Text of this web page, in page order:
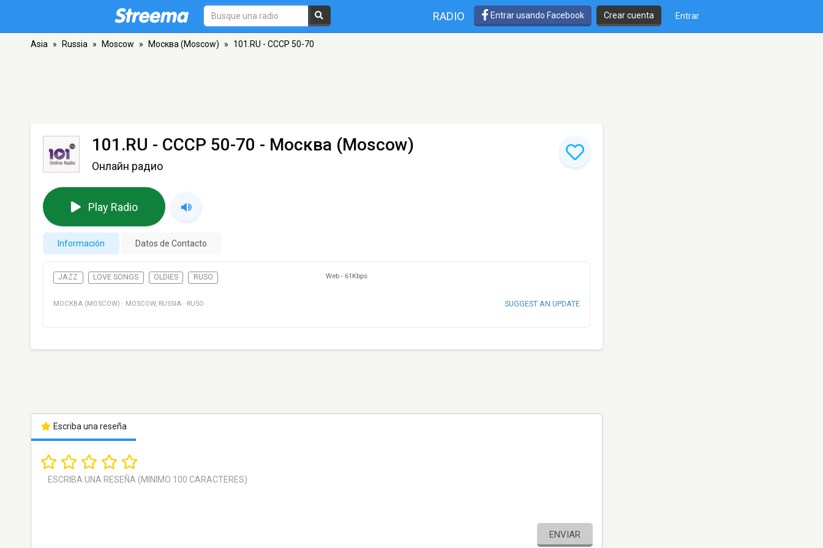
RADIO Entrar usando Facebook Crear cuenta Entrar
Asia » Russia » Moscow » Москва (Moscow) » 101.RU - СССР 50-70
101.RU - СССР 50-70 - Москва (Moscow)
Онлайн радио
Play Radio
Información Datos de Contacto
JAZZ LOVE SONGS OLDIES RUSO Web - 61Kbps
МОСКВА (MOSCOW) · MOSCOW, RUSSIA · RUSO SUGGEST AN UPDATE
Escriba una reseña
ENVIAR